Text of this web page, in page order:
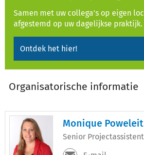
Samen met uw collega's op eigen
afgestemd op uw dagelijkse praktijk.
Ontdek het hier!
Organisatorische informatie
Monique Poweleit
Senior